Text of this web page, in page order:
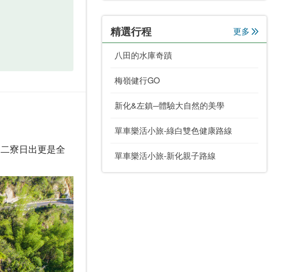
寮日出更是全
精選行程 更多
八田的水庫奇蹟
梅嶺健行GO
新化&左鎮─體驗大自然的美學
單車樂活小旅-綠白雙色健康路線
單車樂活小旅-新化親子路線